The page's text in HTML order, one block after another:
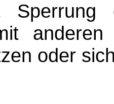
oder